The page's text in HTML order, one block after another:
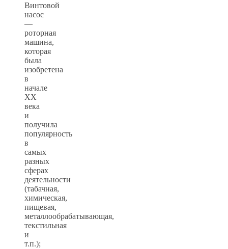
Винтовой
насос
—
роторная
машина,
которая
была
изобретена
в
начале
XX
века
и
получила
популярность
в
самых
разных
сферах
деятельности
(табачная,
химическая,
пищевая,
металлообрабатывающая,
текстильная
и
т.п.);